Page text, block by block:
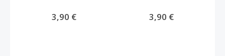
3,90 € 3,90 €